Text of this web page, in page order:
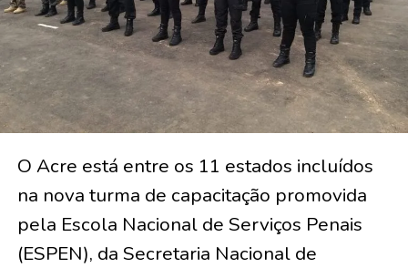
O Acre está entre os 11 estados incluídos
na nova turma de capacitação promovida
pela Escola Nacional de Serviços Penais
(ESPEN), da Secretaria Nacional de